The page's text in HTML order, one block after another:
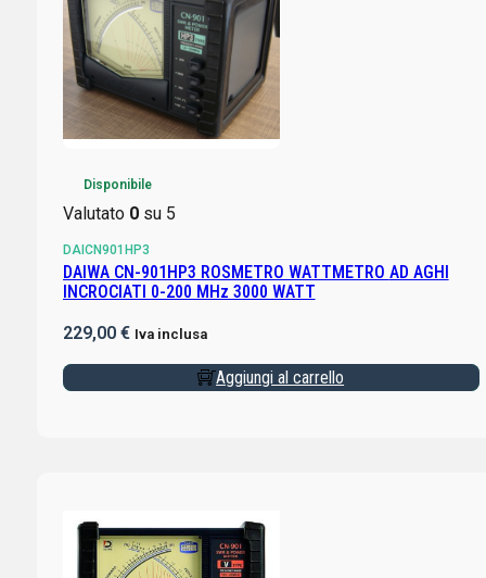
Disponibile
Valutato 0su 5
DAICN901HP3
DAIWA CN-901HP3 ROSMETRO WATTMETRO AD AGHI
INCROCIATI 0-200 MHz 3000 WATT
229,00 € Iva inclusa
Aggiungi al carrello